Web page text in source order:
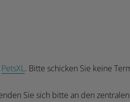
PetsXL. Bitte schicken Sie keine
Sie sich bitte an den zentralen